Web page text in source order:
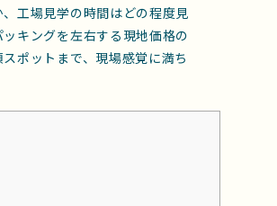
工場見学の時間はどの程度見
キングを左右する現地価格の
ポットまで、現場感覚に満ち